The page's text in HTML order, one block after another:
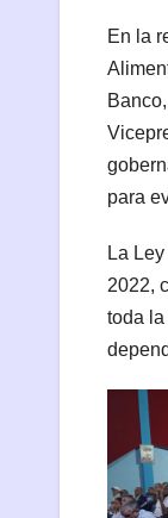
En la
para
La
2022,
toda